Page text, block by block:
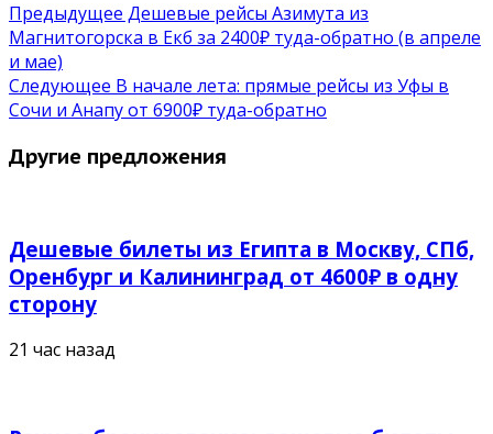
Предыдущее Дешевые рейсы Азимута из
Магнитогорска в Екб за 2400₽ туда-обратно (в апреле
и мае)
Следующее В начале лета: прямые рейсы из Уфы в
Сочи и Анапу от 6900₽ туда-обратно
Другие предложения
Дешевые билеты из Египта в Москву, СПб,
Оренбург и Калининград от 4600₽ в одну
сторону
21 час назад